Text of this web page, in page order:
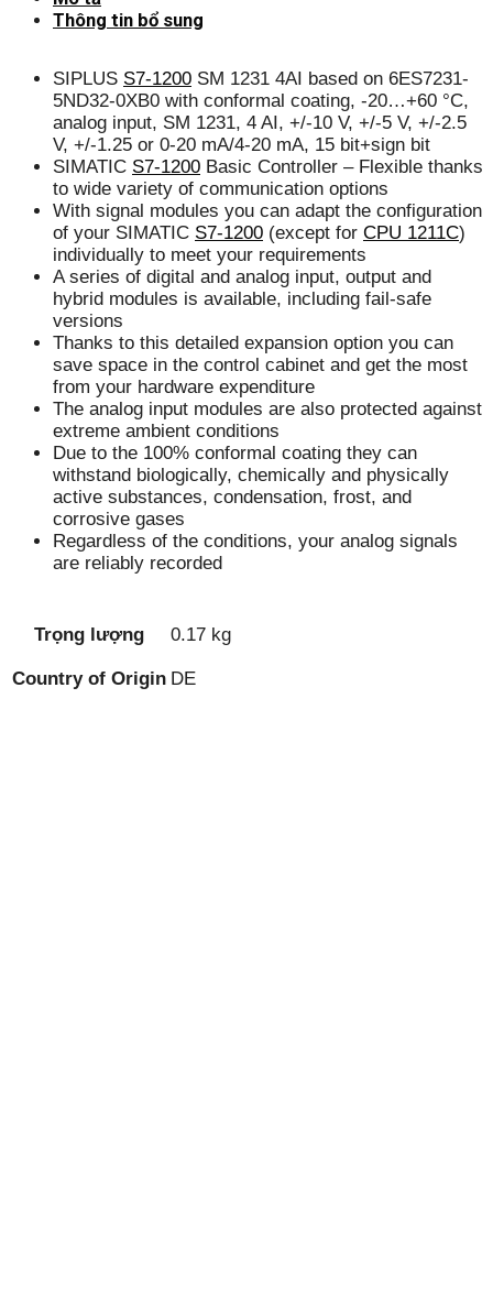
Thông tin bổ sung
SIPLUS S7-1200 SM 1231 4AI based on 6ES7231-
5ND32-0XB0 with conformal coating, -20…+60 °C,
analog input, SM 1231, 4 AI, +/-10 V, +/-5 V, +/-2.5
V, +/-1.25 or 0-20 mA/4-20 mA, 15 bit+sign bit
SIMATIC S7-1200 Basic Controller – Flexible thanks
to wide variety of communication options
With signal modules you can adapt the configuration
of your SIMATIC S7-1200 (except for CPU 1211C)
individually to meet your requirements
A series of digital and analog input, output and
hybrid modules is available, including fail-safe
versions
Thanks to this detailed expansion option you can
save space in the control cabinet and get the most
from your hardware expenditure
The analog input modules are also protected against
extreme ambient conditions
Due to the 100% conformal coating they can
withstand biologically, chemically and physically
active substances, condensation, frost, and
corrosive gases
Regardless of the conditions, your analog signals
are reliably recorded
Trọng lượng 0.17 kg
Country of Origin DE